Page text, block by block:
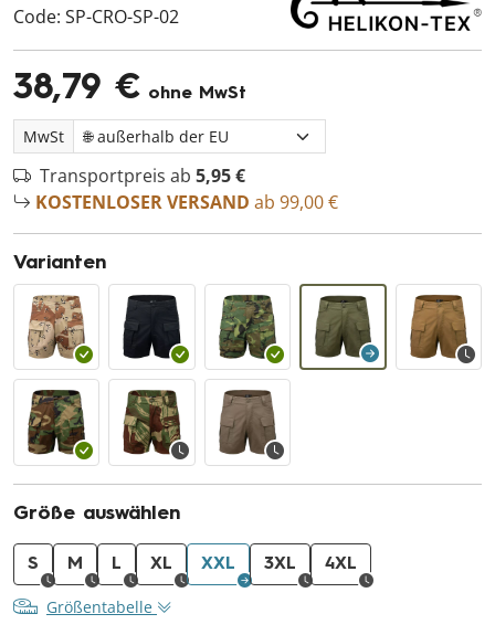
Code: SP-CRO-SP-02
38,79 € ohne MwSt
MwSt
Transportpreis ab 5,95 €
KOSTENLOSER VERSAND ab 99,00 €
Varianten
Größe auswählen
S M L XL XXL 3XL 4XL
Größentabelle